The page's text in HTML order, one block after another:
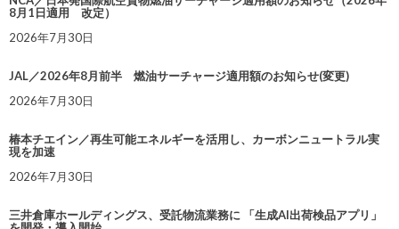
8月1日適用 改定）
2026年7月30日
JAL／2026年8月前半 燃油サーチャージ適用額のお知らせ(変更)
2026年7月30日
椿本チエイン／再生可能エネルギーを活用し、カーボンニュートラル実
現を加速
2026年7月30日
三井倉庫ホールディングス、受託物流業務に 「生成AI出荷検品アプリ」